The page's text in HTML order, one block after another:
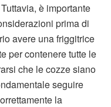
è importante
prima di
avere una friggitrice
per contenere tutte le
che le cozze siano
seguire
la